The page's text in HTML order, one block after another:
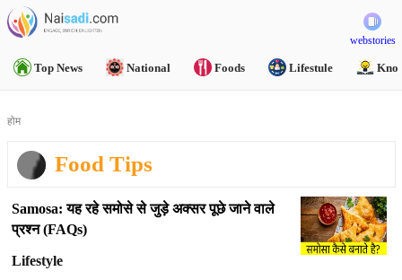
webstories
Top News National Foods Lifestule
होम
Food Tips
Samosa: यह रहे समोसे से जुड़े अक्सर पूछे जाने वाले
प्रश्न (FAQs)
Lifestyle